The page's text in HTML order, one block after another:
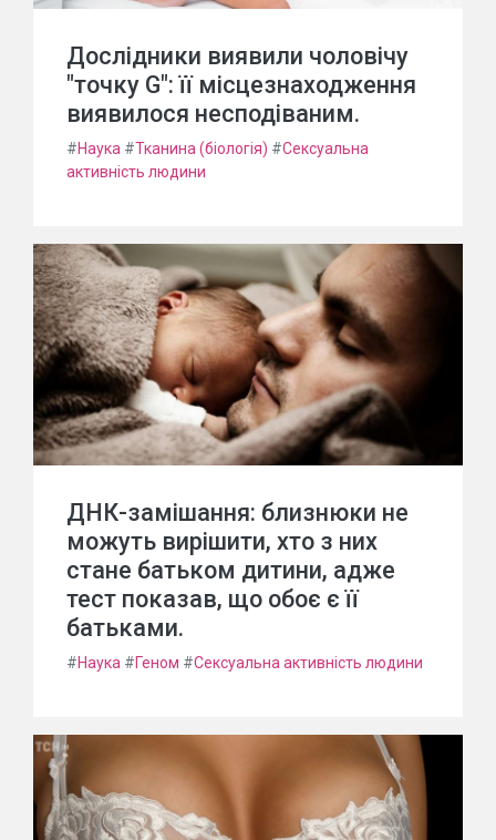
Дослідники виявили чоловічу
"точку G": її місцезнаходження
виявилося несподіваним.
#Наука #Тканина (біологія) #Сексуальна
активність людини
ДНК-замішання: близнюки не
можуть вирішити, хто з них
стане батьком дитини, адже
тест показав, що обоє є її
батьками.
#Наука #Геном #Сексуальна активність людини